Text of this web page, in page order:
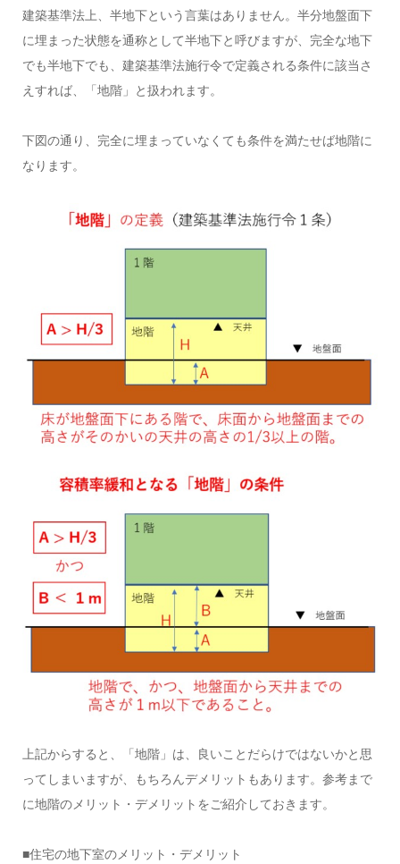
建築基準法上、半地下という言葉はありません。半分地盤面下
に埋まった状態を通称として半地下と呼びますが、完全な地下
でも半地下でも、建築基準法施行令で定義される条件に該当さ
えすれば、「地階」と扱われます。
下図の通り、完全に埋まっていなくても条件を満たせば地階に
なります。
上記からすると、「地階」は、良いことだらけではないかと思
ってしまいますが、もちろんデメリットもあります。参考まで
に地階のメリット・デメリットをご紹介しておきます。
■住宅の地下室のメリット・デメリット